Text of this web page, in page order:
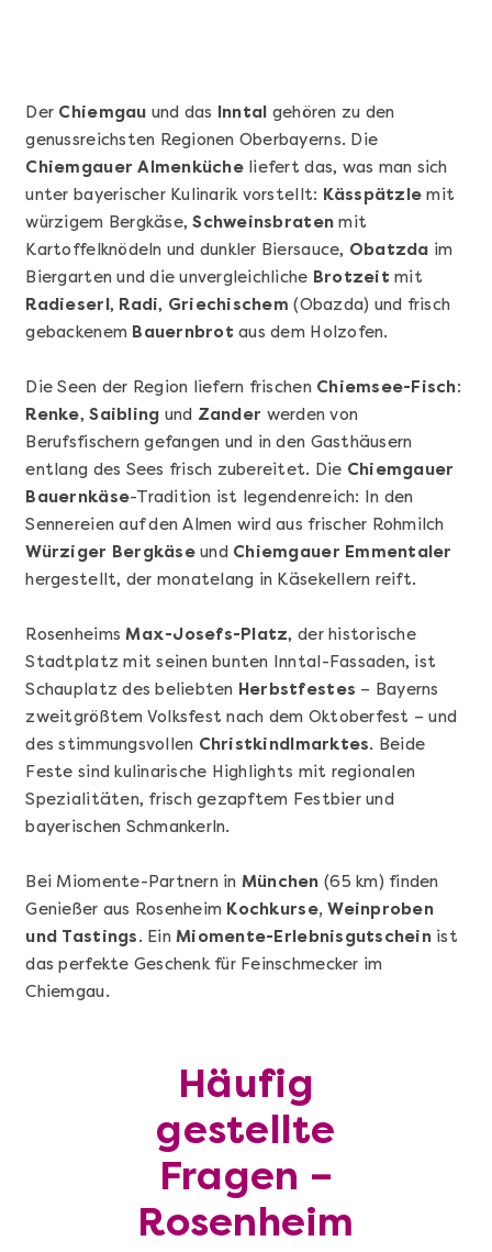
Mehr anzeigen
Sushi Basic Kurs Bonn
Mehr anzeigen
Geschenkbox 100€
Der Chiemgau und das Inntal gehören zu den
genussreichsten Regionen Oberbayerns. Die
Chiemgauer Almenkücheliefert das, was man sich
unter bayerischer Kulinarik vorstellt: Kässpätzle mit
würzigem Bergkäse,Schweinsbraten mit
Kartoffelknödeln und dunkler Biersauce, Obatzda im
Biergarten und die unvergleichliche Brotzeit mit
Radieserl , Radi, Griechischem (Obazda) und frisch
gebackenem Bauernbrot aus dem Holzofen.
Die Seen der Region liefern frischen Chiemsee-Fisch:
Renke,Saibling und Zander werden von
Berufsfischern gefangen und in den Gasthäusern
entlang des Sees frisch zubereitet. Die Chiemgauer
Bauernkäse-Tradition ist legendenreich: In den
Sennereien auf den Almen wird aus frischer Rohmilch
Würziger Bergkäseund Chiemgauer Emmentaler
hergestellt, der monatelang in Käsekellern reift.
RosenheimsMax-Josefs-Platz, der historische
Stadtplatz mit seinen bunten Inntal-Fassaden, ist
Schauplatz des beliebten Herbstfestes – Bayerns
zweitgrößtem Volksfest nach dem Oktoberfest – und
des stimmungsvollen Christkindlmarktes. Beide
Feste sind kulinarische Highlights mit regionalen
Spezialitäten, frisch gezapftem Festbier und
bayerischen Schmankerln.
Bei Miomente-Partnern in München (65 km) finden
Genießer aus Rosenheim Kochkurse, Weinproben
und Tastings. EinMiomente-Erlebnisgutscheinist
das perfekte Geschenk für Feinschmecker im
Chiemgau.
Häufig
gestellte
Fragen –
Rosenheim